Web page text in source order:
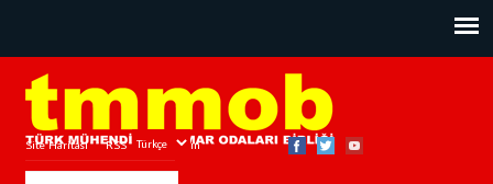
Site Haritası RSS Bize Ulaşın